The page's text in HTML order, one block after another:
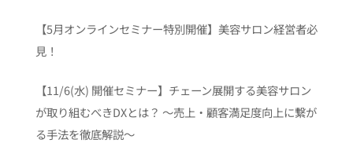
【5月オンラインセミナー特別開催】美容サロン経営者必
見！
【11/6(水) 開催セミナー】チェーン展開する美容サロン
が取り組むべきDXとは？ 〜売上・顧客満足度向上に繋が
る手法を徹底解説〜